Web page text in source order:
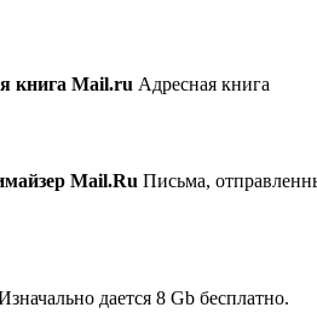
книга Mail.ru Адресная книга
Mail.Ru Письма,
дается 8 Gb бесплатно.